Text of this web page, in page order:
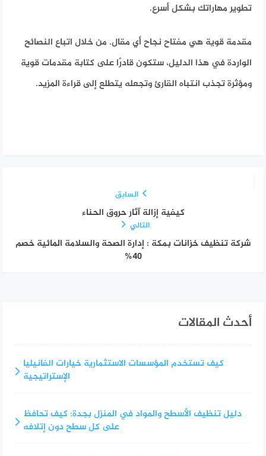
تطوير مهاراتك بشكل أسرع.
مقدمة قوية هي مفتاح نجاح أي مقال. من خلال اتباع النصائح
الواردة في هذا الدليل، ستكون قادرًا على كتابة مقدمات قوية
ومؤثرة تجذب انتباه القارئ وتجعله يتطلع إلى قراءة المزيد.
السابق
كيفية إزالة آثار حروق الحناء
التالي
شركة تنظيف خزانات بمكة : إدارة الصحة والسلامة المائية خصم
40%
أحدث المقالات
كيف تستخدم المؤسسات الاستثمارية خيارات الفانيليا
الإستراتيجية
دليل تنظيف الأسطح والمواد في المنزل بجدة: كيف تحافظ
على كل سطح دون إتلافه